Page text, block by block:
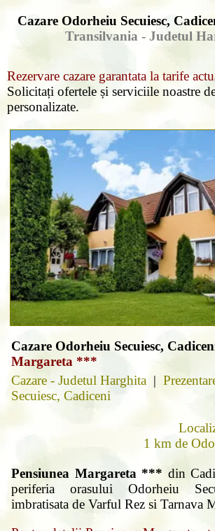
Cazare Odorheiu Secuiesc,
Transilvania - Judetul
Rezervare cazare garantata la tarife
Solicitați ofertele și serviciile noastre
personalizate.
Cazare Odorheiu Secuiesc,
Margareta ***
Cazare - Judetul Harghita |
Secuiesc, Cadiceni
1 km de
Pensiunea Margareta *** din
periferia orasului Odorheiu
imbratisata de Varful Rez si Tarnava